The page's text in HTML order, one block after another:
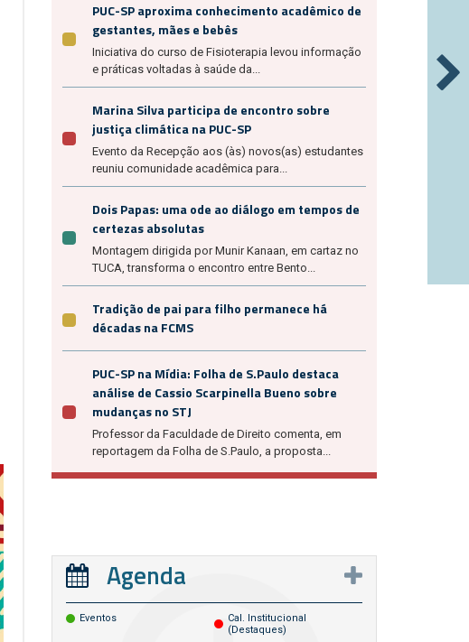
PUC-SP aproxima conhecimento acadêmico de
gestantes, mães e bebês
Iniciativa do curso de Fisioterapia levou informação
e práticas voltadas à saúde da...
Marina Silva participa de encontro sobre
justiça climática na PUC-SP
Evento da Recepção aos (às) novos(as) estudantes
reuniu comunidade acadêmica para...
Dois Papas: uma ode ao diálogo em tempos de
certezas absolutas
Montagem dirigida por Munir Kanaan, em cartaz no
TUCA, transforma o encontro entre Bento...
Tradição de pai para filho permanece há
décadas na FCMS
PUC-SP na Mídia: Folha de S.Paulo destaca
análise de Cassio Scarpinella Bueno sobre
mudanças no STJ
Professor da Faculdade de Direito comenta, em
reportagem da Folha de S.Paulo, a proposta...
Agenda
Eventos
Cal. Institucional
(destaques)